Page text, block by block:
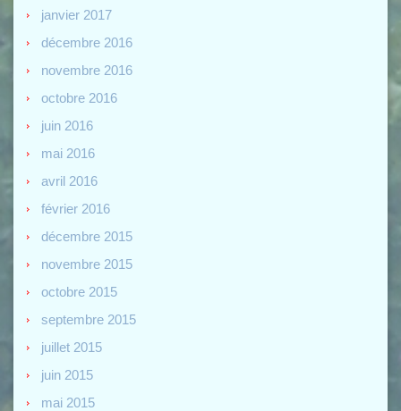
janvier 2017
décembre 2016
novembre 2016
octobre 2016
juin 2016
mai 2016
avril 2016
février 2016
décembre 2015
novembre 2015
octobre 2015
septembre 2015
juillet 2015
juin 2015
mai 2015